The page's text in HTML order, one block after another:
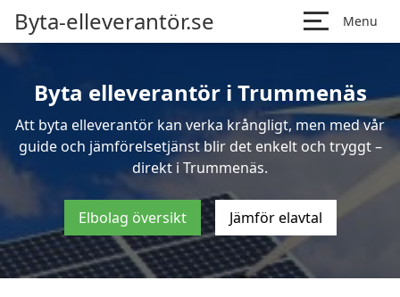
Byta-elleverantör.se Menu
Byta elleverantör i Trummenäs
Att byta elleverantör kan verka krångligt, men med vår
guide och jämförelsetjänst blir det enkelt och tryggt –
direkt i Trummenäs.
Elbolag översikt Jämför elavtal